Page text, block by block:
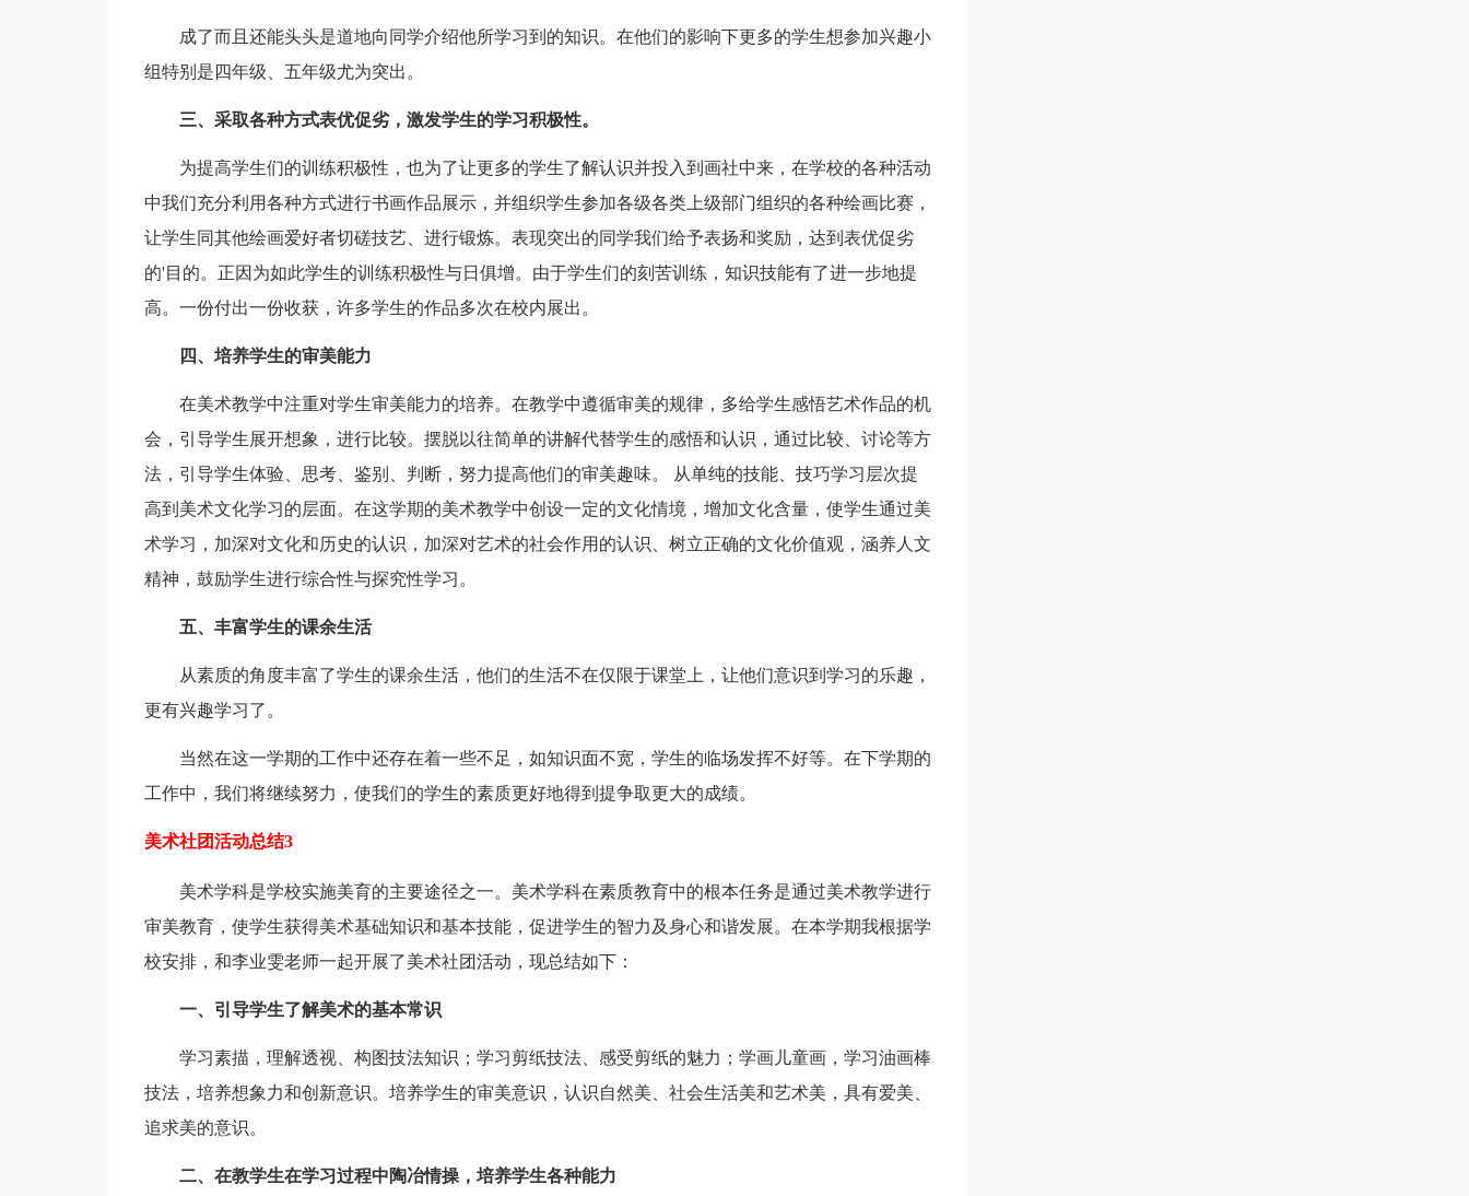
成了而且还能头头是道地向同学介绍他所学习到的知识。在他们的影响下更多的学生想参加兴趣小
组特别是四年级、五年级尤为突出。
三、采取各种方式表优促劣，激发学生的学习积极性。
为提高学生们的训练积极性，也为了让更多的学生了解认识并投入到画社中来，在学校的各种活动
中我们充分利用各种方式进行书画作品展示，并组织学生参加各级各类上级部门组织的各种绘画比赛，
让学生同其他绘画爱好者切磋技艺、进行锻炼。表现突出的同学我们给予表扬和奖励，达到表优促劣
的'目的。正因为如此学生的训练积极性与日俱增。由于学生们的刻苦训练，知识技能有了进一步地提
高。一份付出一份收获，许多学生的作品多次在校内展出。
四、培养学生的审美能力
在美术教学中注重对学生审美能力的培养。在教学中遵循审美的规律，多给学生感悟艺术作品的机
会，引导学生展开想象，进行比较。摆脱以往简单的讲解代替学生的感悟和认识，通过比较、讨论等方
法，引导学生体验、思考、鉴别、判断，努力提高他们的审美趣味。 从单纯的技能、技巧学习层次提
高到美术文化学习的层面。在这学期的美术教学中创设一定的文化情境，增加文化含量，使学生通过美
术学习，加深对文化和历史的认识，加深对艺术的社会作用的认识、树立正确的文化价值观，涵养人文
精神，鼓励学生进行综合性与探究性学习。
五、丰富学生的课余生活
从素质的角度丰富了学生的课余生活，他们的生活不在仅限于课堂上，让他们意识到学习的乐趣，
更有兴趣学习了。
当然在这一学期的工作中还存在着一些不足，如知识面不宽，学生的临场发挥不好等。在下学期的
工作中，我们将继续努力，使我们的学生的素质更好地得到提争取更大的成绩。
美术社团活动总结3
美术学科是学校实施美育的主要途径之一。美术学科在素质教育中的根本任务是通过美术教学进行
审美教育，使学生获得美术基础知识和基本技能，促进学生的智力及身心和谐发展。在本学期我根据学
校安排，和李业雯老师一起开展了美术社团活动，现总结如下：
一、引导学生了解美术的基本常识
学习素描，理解透视、构图技法知识；学习剪纸技法、感受剪纸的魅力；学画儿童画，学习油画棒
技法，培养想象力和创新意识。培养学生的审美意识，认识自然美、社会生活美和艺术美，具有爱美、
追求美的意识。
二、在教学生在学习过程中陶冶情操，培养学生各种能力